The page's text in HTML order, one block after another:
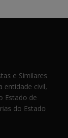
e Similares
entidade civil,
Estado de
do Estado